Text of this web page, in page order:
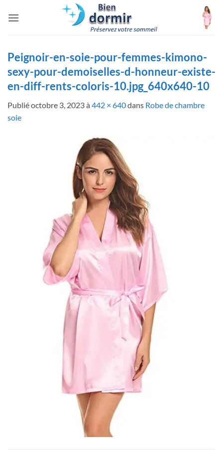
Peignoir-en-soie-pour-femmes-kimono-
sexy-pour-demoiselles-d-honneur-existe-
en-diff-rents-coloris-10.jpg_640x640-10
Publiéoctobre 3, 2023à 442 × 640dans Robe de chambre
soie